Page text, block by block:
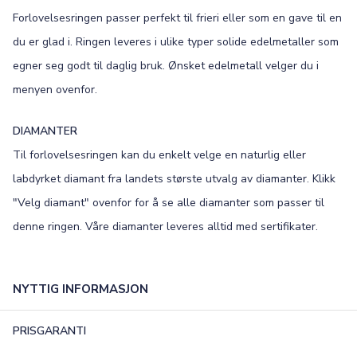
Old English Bookman
Colonna Edwardian
Script MT
Forlovelsesringen passer perfekt til frieri eller som en gave til en
du er glad i. Ringen leveres i ulike typer solide edelmetaller som
egner seg godt til daglig bruk. Ønsket edelmetall velger du i
menyen ovenfor.
DIAMANTER
Til forlovelsesringen kan du enkelt velge en naturlig eller
labdyrket diamant fra landets største utvalg av diamanter. Klikk
"Velg diamant" ovenfor for å se alle diamanter som passer til
denne ringen. Våre diamanter leveres alltid med sertifikater.
NYTTIG INFORMASJON
PRISGARANTI